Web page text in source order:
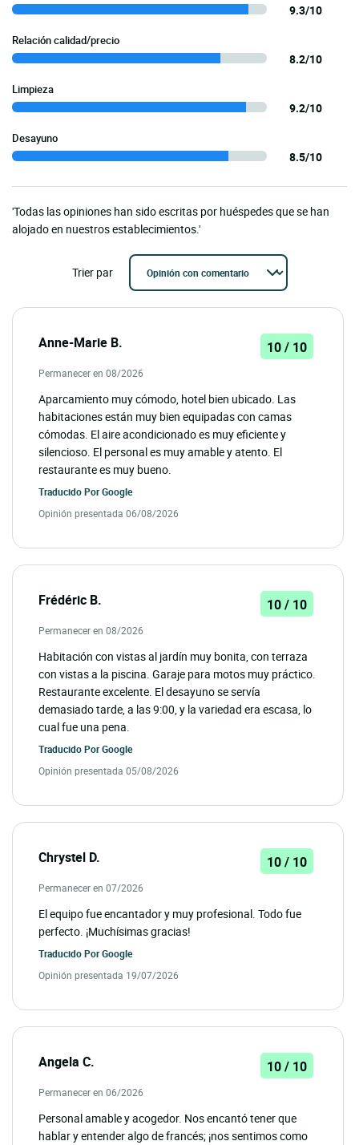
9.3/10
Relación calidad/precio
8.2/10
Limpieza
9.2/10
Desayuno
8.5/10
'Todas las opiniones han sido escritas por huéspedes que se han
alojado en nuestros establecimientos.'
Trier par
Anne-Marie B. 10 / 10
Permanecer en 08/2026
Aparcamiento muy cómodo, hotel bien ubicado. Las
habitaciones están muy bien equipadas con camas
cómodas. El aire acondicionado es muy eficiente y
silencioso. El personal es muy amable y atento. El
restaurante es muy bueno.
Traducido PorGoogle
Opinión presentada 06/08/2026
Frédéric B. 10 / 10
Permanecer en 08/2026
Habitación con vistas al jardín muy bonita, con terraza
con vistas a la piscina. Garaje para motos muy práctico.
Restaurante excelente. El desayuno se servía
demasiado tarde, a las 9:00, y la variedad era escasa, lo
cual fue una pena.
Traducido PorGoogle
Opinión presentada 05/08/2026
Chrystel D. 10 / 10
Permanecer en 07/2026
El equipo fue encantador y muy profesional. Todo fue
perfecto. ¡Muchísimas gracias!
Traducido PorGoogle
Opinión presentada 19/07/2026
Angela C. 10 / 10
Permanecer en 06/2026
Personal amable y acogedor. Nos encantó tener que
hablar y entender algo de francés; ¡nos sentimos como